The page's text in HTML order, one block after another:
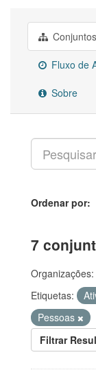
Fluxo de
Sobre
Ordenar por
7
Organizações:
Etiquetas:
Pessoas
Filtrar